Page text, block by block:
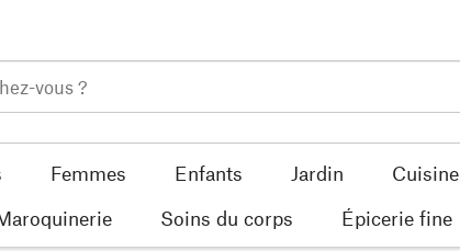
Femmes Enfants Jardin Cuisine
Soins du corps Épicerie fine